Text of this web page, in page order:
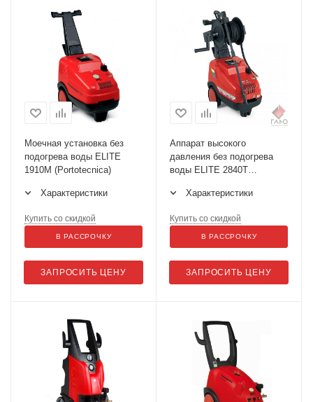
Моечная установка без
подогрева воды ELITE
1910M (Portotecnica)
Характеристики
ЗАПРОСИТЬ ЦЕНУ
Купить со скидкой
В РАССРОЧКУ
Аппарат высокого
давления без подогрева
воды ELITE 2840Т
Характеристики
ЗАПРОСИТЬ ЦЕНУ
Купить со скидкой
В РАССРОЧКУ